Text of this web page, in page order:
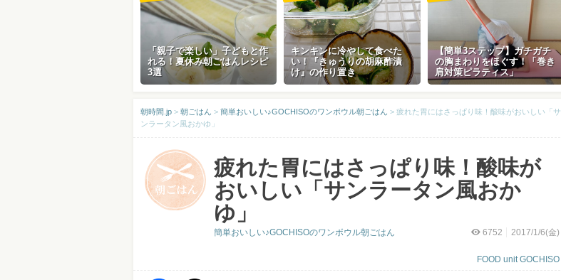
「親子で楽しい」子どもと作
れる！夏休み朝ごはんレシピ
3選
キンキンに冷やして食べた
い！『きゅうりの胡麻酢漬
け』の作り置き
【簡単3ステップ】ガチガチ
の胸まわりをほぐす！「巻き
肩対策ピラティス」
朝時間.jp > 朝ごはん > 簡単おいしい♪GOCHISOのワンボウル朝ごはん > 疲れた胃にはさっぱり味！酸味がおいしい「サ
ンラータン風おかゆ」
疲れた胃にはさっぱり味！酸味が
おいしい「サンラータン風おか
ゆ」
6752 2017/1/6(金)
FOOD unit GOCHISO
簡単おいしい♪GOCHISOのワンボウル朝ごはん